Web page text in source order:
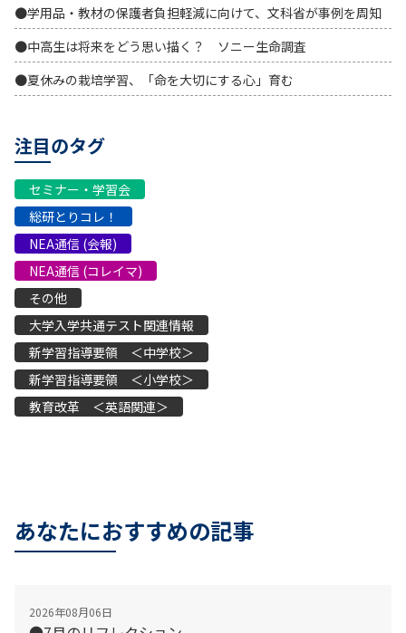
●学用品・教材の保護者負担軽減に向けて、文科省が事例を周知
●中高生は将来をどう思い描く？ ソニー生命調査
●夏休みの栽培学習、「命を大切にする心」育む
注目のタグ
セミナー・学習会
総研とりコレ！
NEA通信 (会報)
NEA通信 (コレイマ)
その他
大学入学共通テスト関連情報
新学習指導要領 ＜中学校＞
新学習指導要領 ＜小学校＞
教育改革 ＜英語関連＞
あなたにおすすめの記事
2026年08月06日